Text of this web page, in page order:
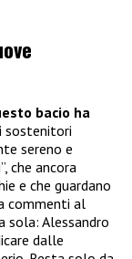
bacio ha
sostenitori
sereno e
che ancora
e che guardano
commenti al
sola: Alessandro
dalle